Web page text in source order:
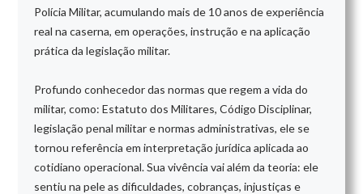
Polícia Militar, acumulando mais de 10 anos de experiência
real na caserna, em operações, instrução e na aplicação
prática da legislação militar.
Profundo conhecedor das normas que regem a vida do
militar, como: Estatuto dos Militares, Código Disciplinar,
legislação penal militar e normas administrativas, ele se
tornou referência em interpretação jurídica aplicada ao
cotidiano operacional. Sua vivência vai além da teoria: ele
sentiu na pele as dificuldades, cobranças, injustiças e